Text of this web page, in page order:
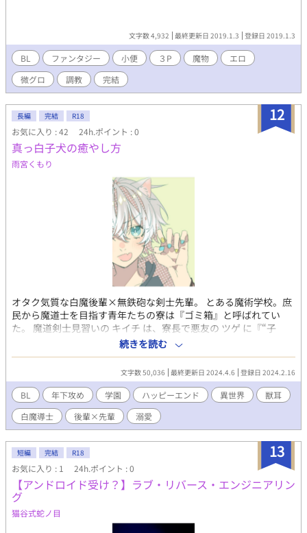
文字数 4,932 最終更新日 2019.1.3 登録日 2019.1.3
BL ファンタジー 小便 ３P 魔物
エロ
微グロ
調教 完結
12
長編 完結 R18
お気に入り : 42 24h.ポイント : 0
真っ白子犬の癒やし方
雨宮くもり
オタク気質な白魔後輩×無鉄砲な剣士先輩。 とある魔術学校。庶
民から魔道士を目指す青年たちの寮は『ゴミ箱』と呼ばれてい
た。 魔道剣士見習いの キイチ は、寮長で悪友の ツゲ に『“子
犬”の面倒を見ろ』と言われる。 やってきたのは下級生で白魔道士
見習いの テル だった。 肌も髪もまっしろなテルは、自虐的で、魔
法陣オタク。おまけに感情が荒ぶると犬耳とふわふわしっぽを出
しちゃう特異体質。 同室でのささやかな交流を楽しむ二人だった
が、実はテルにはある事情があった。 ※流血や微グロ表現がござ
いますのでご注意 表紙イラスト とわつぎさん
続きを読む
文字数 50,036 最終更新日 2024.4.6 登録日 2024.2.16
BL 年下攻め 学園 ハッピーエンド 異世界
獣耳
白魔導士
後輩×先輩 溺愛
13
短編 完結 R18
お気に入り : 1 24h.ポイント : 0
【アンドロイド受け？】ラブ・リバース・エンジニアリン
グ
猫谷式蛇ノ目